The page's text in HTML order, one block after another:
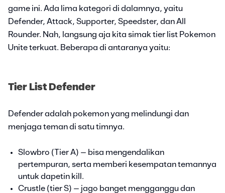
game ini. Ada lima kategori di dalamnya, yaitu
Defender, Attack, Supporter, Speedster, dan All
Rounder. Nah, langsung aja kita simak tier list Pokemon
Unite terkuat. Beberapa di antaranya yaitu:
Tier List Defender
Defender adalah pokemon yang melindungi dan
menjaga teman di satu timnya.
Slowbro (Tier A) – bisa mengendalikan
pertempuran, serta memberi kesempatan temannya
untuk dapetin kill.
Crustle (tier S) – jago banget mengganggu dan